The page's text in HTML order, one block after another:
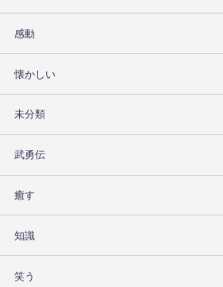
感動
懐かしい
未分類
武勇伝
癒す
知識
笑う